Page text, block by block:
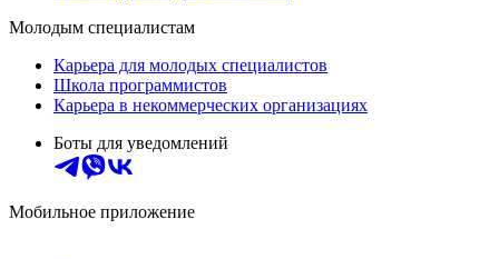
Молодым специалистам
Карьера для молодых специалистов
Школа программистов
Карьера в некоммерческих организациях
Боты для уведомлений
Мобильное приложение